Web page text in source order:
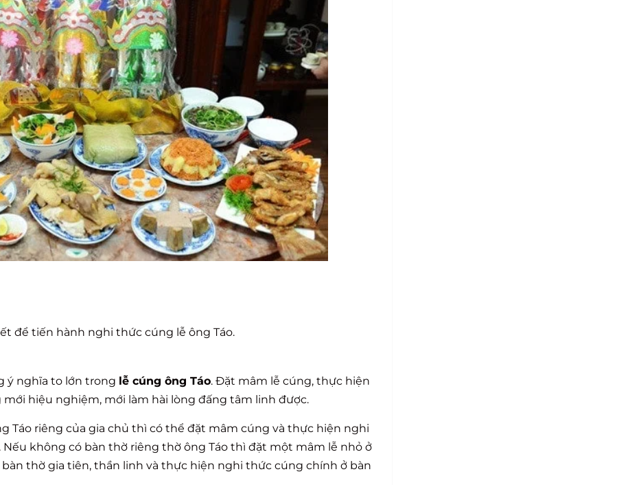
để tiến hành nghi thức cúng lễ ông Táo.
ý nghĩa to lớn trong lễ cúng ông Táo. Đặt mâm lễ cúng, thực hiện
hiệu nghiệm, mới làm hài lòng đấng tâm linh được.
Táo riêng của gia chủ thì có thể đặt mâm cúng và thực hiện nghi
không có bàn thờ riêng thờ ông Táo thì đặt một mâm lễ nhỏ ở
thờ gia tiên, thần linh và thực hiện nghi thức cúng chính ở bàn